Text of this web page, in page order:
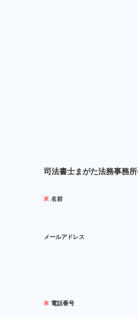
司法書士まがた法務事務
※ 名前
メールアドレス
※ 電話番号